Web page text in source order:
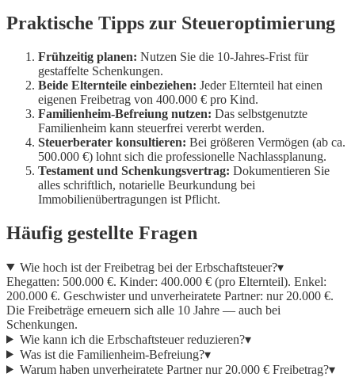
Praktische Tipps zur Steueroptimierung
Frühzeitig planen: Nutzen Sie die 10-Jahres-Frist für
gestaffelte Schenkungen.
Beide Elternteile einbeziehen: Jeder Elternteil hat einen
eigenen Freibetrag von 400.000 € pro Kind.
Familienheim-Befreiung nutzen: Das selbstgenutzte
Familienheim kann steuerfrei vererbt werden.
Steuerberater konsultieren: Bei größeren Vermögen (ab ca.
500.000 €) lohnt sich die professionelle Nachlassplanung.
Testament und Schenkungsvertrag: Dokumentieren Sie
alles schriftlich, notarielle Beurkundung bei
Immobilienübertragungen ist Pflicht.
Häufig gestellte Fragen
Wie hoch ist der Freibetrag bei der Erbschaftsteuer?▾
Ehegatten: 500.000 €. Kinder: 400.000 € (pro Elternteil). Enkel:
200.000 €. Geschwister und unverheiratete Partner: nur 20.000 €.
Die Freibeträge erneuern sich alle 10 Jahre — auch bei
Schenkungen.
Wie kann ich die Erbschaftsteuer reduzieren?▾
Was ist die Familienheim-Befreiung?▾
Warum haben unverheiratete Partner nur 20.000 € Freibetrag?▾